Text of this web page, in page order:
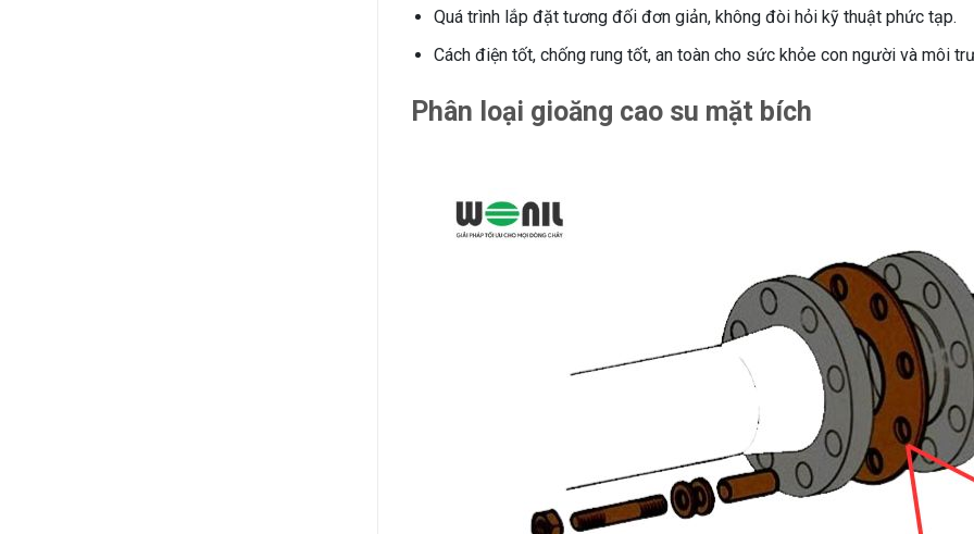
Quá trình lắp đặt tương đối đơn giản, không đòi hỏi kỹ thuật phức tạp.
Cách điện tốt, chống rung tốt, an toàn cho sức khỏe con người và môi
Phân loại gioăng cao su mặt bích